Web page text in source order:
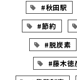
#秋田駅
#節約
#脱炭素
#藤木徳